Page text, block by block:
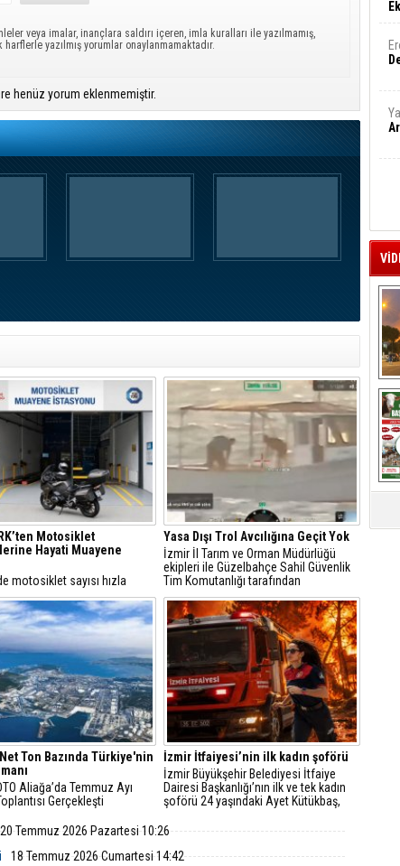
veya imalar, inançlara saldırı içeren, imla kuralları ile yazılmamış,
yazılmış yorumlar onaylanmamaktadır.
henüz yorum eklenmemiştir.
Motosiklet
Hayati Muayene
motosiklet sayısı hızla
trafikteki payı yüzde 21’i aşan
düzenli teknik kontrollerin
giderek artıyor.
Yasa Dışı Trol Avcılığına Geçit Yok
İzmir İl Tarım ve Orman Müdürlüğü
ekipleri ile Güzelbahçe Sahil Güvenlik
Tim Komutanlığı tarafından
gerçekleştirilen ortak denetimlerde,
Urla ilçesi açıklarında trol avcılığına
kapalı sahada yasa dışı trol avcılığı
yapan bir balıkçı teknesi tespit edildi.
Ton Bazında Türkiye'nin
Aliağa’da Temmuz Ayı
Gerçekleşti
İzmir İtfaiyesi’nin ilk kadın şoförü
İzmir Büyükşehir Belediyesi İtfaiye
Dairesi Başkanlığı’nın ilk ve tek kadın
şoförü 24 yaşındaki Ayet Kütükbaş,
yangın ve kurtarma operasyonlarına
20 Temmuz 2026 Pazartesi 10:26
18 Temmuz 2026 Cumartesi 14:42